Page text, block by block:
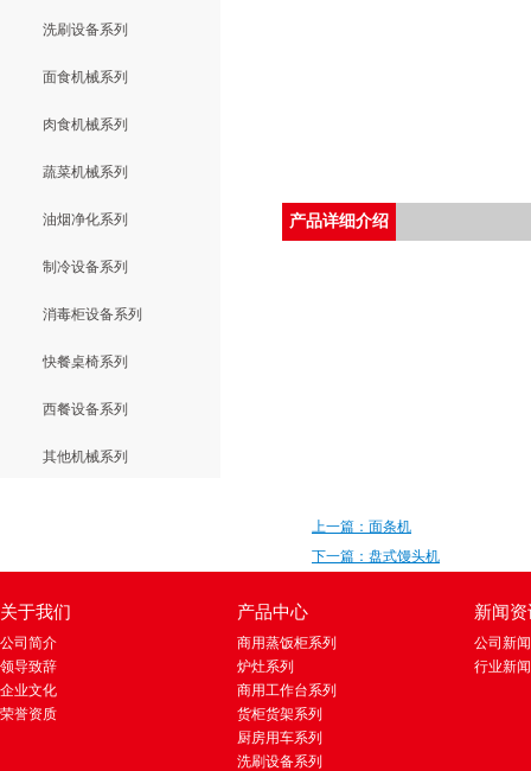
洗刷设备系列
面食机械系列
肉食机械系列
蔬菜机械系列
油烟净化系列
制冷设备系列
消毒柜设备系列
快餐桌椅系列
西餐设备系列
其他机械系列
产品详细介绍
上一篇：面条机
下一篇：盘式馒头机
关于我们 产品中心 新闻资
公司简介
领导致辞
企业文化
荣誉资质
商用蒸饭柜系列
炉灶系列
商用工作台系列
货柜货架系列
厨房用车系列
洗刷设备系列
公司新闻
行业新闻